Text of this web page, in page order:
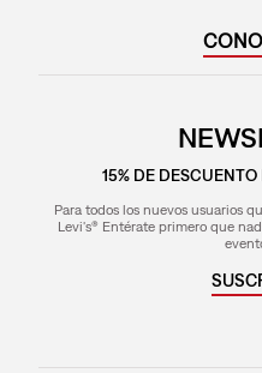
15% DE
Para todos los nuevos usuarios
Levi's® Entérate primero que